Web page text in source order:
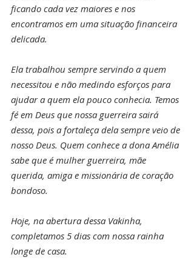
ficando cada vez maiores e nos
encontramos em uma situação financeira
delicada.
Ela trabalhou sempre servindo a quem
necessitou e não medindo esforços para
ajudar a quem ela pouco conhecia. Temos
fé em Deus que nossa guerreira sairá
dessa, pois a fortaleça dela sempre veio de
nosso Deus. Quem conhece a dona Amélia
sabe que é mulher guerreira, mãe
querida, amiga e missionária de coração
bondoso.
Hoje, na abertura dessa Vakinha,
completamos 5 dias com nossa rainha
longe de casa.